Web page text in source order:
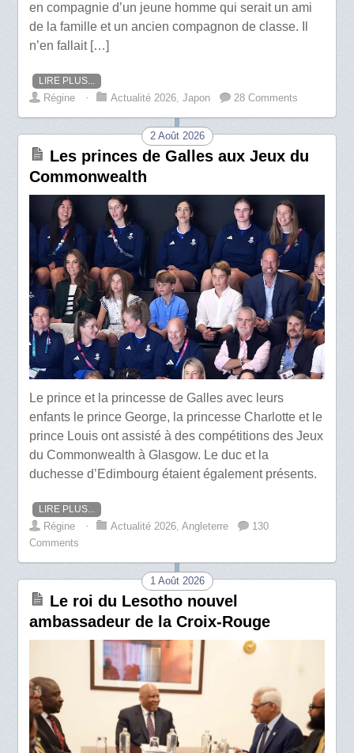
en compagnie d’un jeune homme qui serait un ami
de la famille et un ancien compagnon de classe. Il
n’en fallait […]
LIRE PLUS...
Régine ⋅ Actualité 2026 ,Japon 28 Comments
2 Août 2026
Les princes de Galles aux Jeux du
Commonwealth
Le prince et la princesse de Galles avec leurs
enfants le prince George, la princesse Charlotte et le
prince Louis ont assisté à des compétitions des Jeux
du Commonwealth à Glasgow. Le duc et la
duchesse d’Edimbourg étaient également présents.
LIRE PLUS...
Régine ⋅ Actualité 2026,Angleterre
130
Comments
1 Août 2026
Le roi du Lesotho nouvel
ambassadeur de la Croix-Rouge